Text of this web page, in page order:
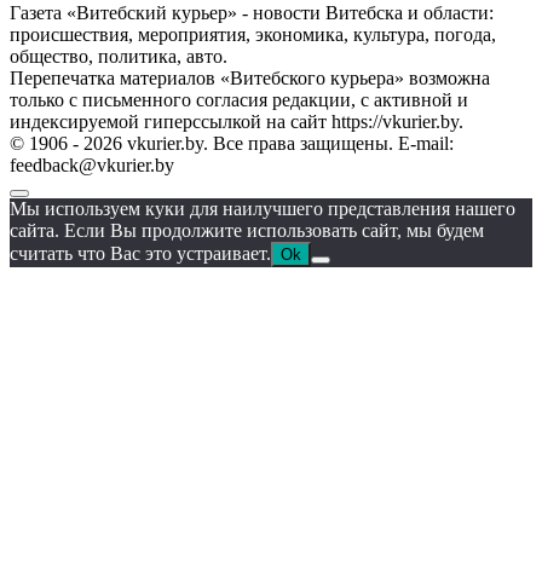
Газета «Витебский курьер» - новости Витебска и области:
происшествия, мероприятия, экономика, культура, погода,
общество, политика, авто.
Перепечатка материалов «Витебского курьера» возможна
только с письменного согласия редакции, с активной и
индексируемой гиперссылкой на сайт https://vkurier.by.
© 1906 - 2026 vkurier.by. Все права защищены. E-mail:
feedback@vkurier.by
Мы используем куки для наилучшего представления нашего
сайта. Если Вы продолжите использовать сайт, мы будем
считать что Вас это устраивает. Ok